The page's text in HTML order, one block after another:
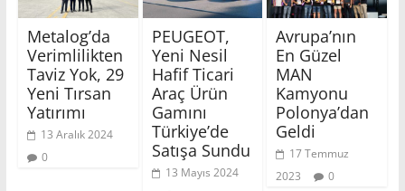
Metalog’da
Verimlilikten
Taviz Yok, 29
Yeni Tırsan
Yatırımı
13 Aralık 2024
0
PEUGEOT,
Yeni Nesil
Hafif Ticari
Araç Ürün
Gamını
Türkiye’de
Satışa Sundu
13 Mayıs 2024
Avrupa’nın
En Güzel
MAN
Kamyonu
Polonya’dan
Geldi
17 Temmuz
2023
0